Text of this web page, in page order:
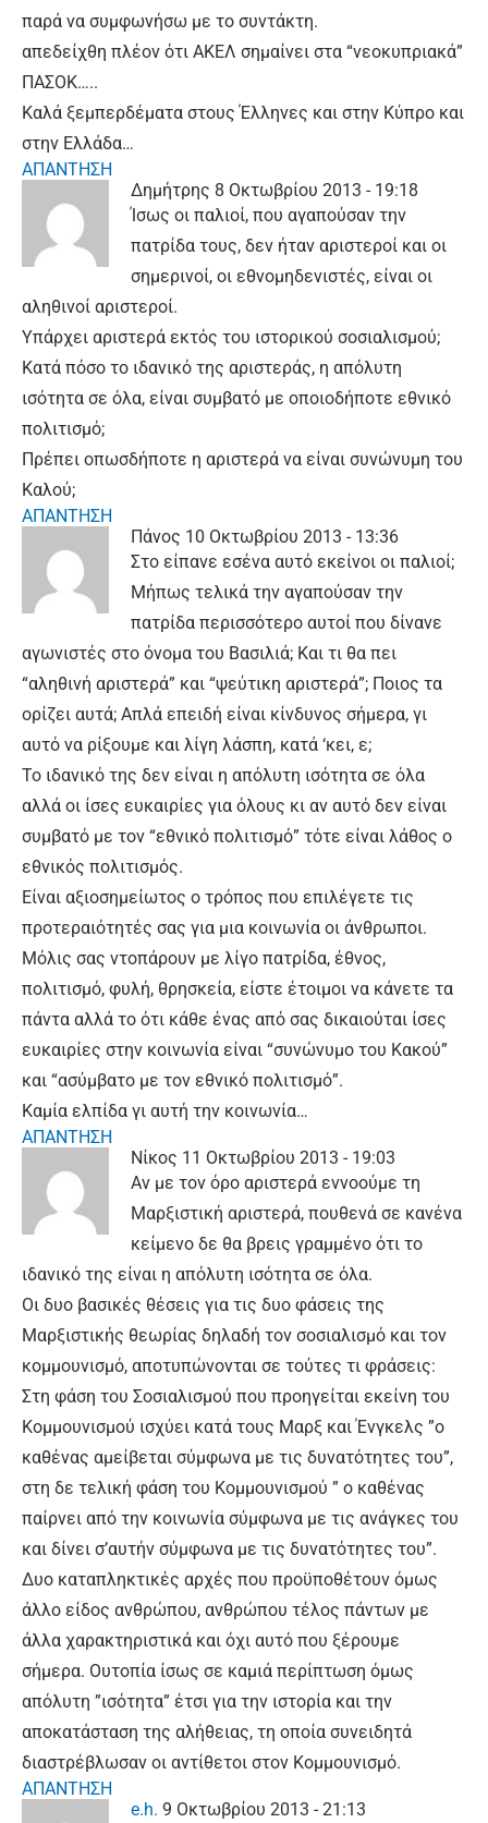
παρά να συμφωνήσω με το συντάκτη.
απεδείχθη πλέον ότι ΑΚΕΛ σημαίνει στα “νεοκυπριακά”
ΠΑΣΟΚ…..
Καλά ξεμπερδέματα στους Έλληνες και στην Κύπρο και
στην Ελλάδα…
ΑΠΑΝΤΗΣΗ
Δημήτρης 8 Οκτωβρίου 2013 - 19:18
Ίσως οι παλιοί, που αγαπούσαν την
πατρίδα τους, δεν ήταν αριστεροί και οι
σημερινοί, οι εθνομηδενιστές, είναι οι
αληθινοί αριστεροί.
Υπάρχει αριστερά εκτός του ιστορικού σοσιαλισμού;
Κατά πόσο το ιδανικό της αριστεράς, η απόλυτη
ισότητα σε όλα, είναι συμβατό με οποιοδήποτε εθνικό
πολιτισμό;
Πρέπει οπωσδήποτε η αριστερά να είναι συνώνυμη του
Καλού;
ΑΠΑΝΤΗΣΗ
Πάνος 10 Οκτωβρίου 2013 - 13:36
Στο είπανε εσένα αυτό εκείνοι οι παλιοί;
Μήπως τελικά την αγαπούσαν την
πατρίδα περισσότερο αυτοί που δίνανε
αγωνιστές στο όνομα του Βασιλιά; Και τι θα πει
“αληθινή αριστερά” και “ψεύτικη αριστερά”; Ποιος τα
ορίζει αυτά; Απλά επειδή είναι κίνδυνος σήμερα, γι
αυτό να ρίξουμε και λίγη λάσπη, κατά ‘κει, ε;
Το ιδανικό της δεν είναι η απόλυτη ισότητα σε όλα
αλλά οι ίσες ευκαιρίες για όλους κι αν αυτό δεν είναι
συμβατό με τον “εθνικό πολιτισμό” τότε είναι λάθος ο
εθνικός πολιτισμός.
Είναι αξιοσημείωτος ο τρόπος που επιλέγετε τις
προτεραιότητές σας για μια κοινωνία οι άνθρωποι.
Μόλις σας ντοπάρουν με λίγο πατρίδα, έθνος,
πολιτισμό, φυλή, θρησκεία, είστε έτοιμοι να κάνετε τα
πάντα αλλά το ότι κάθε ένας από σας δικαιούται ίσες
ευκαιρίες στην κοινωνία είναι “συνώνυμο του Κακού”
και “ασύμβατο με τον εθνικό πολιτισμό”.
Καμία ελπίδα γι αυτή την κοινωνία…
ΑΠΑΝΤΗΣΗ
Νίκος 11 Οκτωβρίου 2013 - 19:03
Αν με τον όρο αριστερά εννοούμε τη
Μαρξιστική αριστερά, πουθενά σε κανένα
κείμενο δε θα βρεις γραμμένο ότι το
ιδανικό της είναι η απόλυτη ισότητα σε όλα.
Οι δυο βασικές θέσεις για τις δυο φάσεις της
Μαρξιστικής θεωρίας δηλαδή τον σοσιαλισμό και τον
κομμουνισμό, αποτυπώνονται σε τούτες τι φράσεις:
Στη φάση του Σοσιαλισμού που προηγείται εκείνη του
Κομμουνισμού ισχύει κατά τους Μαρξ και Ένγκελς ”ο
καθένας αμείβεται σύμφωνα με τις δυνατότητες του”,
στη δε τελική φάση του Κομμουνισμού ” ο καθένας
παίρνει από την κοινωνία σύμφωνα με τις ανάγκες του
και δίνει σ’αυτήν σύμφωνα με τις δυνατότητες του”.
Δυο καταπληκτικές αρχές που προϋποθέτουν όμως
άλλο είδος ανθρώπου, ανθρώπου τέλος πάντων με
άλλα χαρακτηριστικά και όχι αυτό που ξέρουμε
σήμερα. Ουτοπία ίσως σε καμιά περίπτωση όμως
απόλυτη ”ισότητα” έτσι για την ιστορία και την
αποκατάσταση της αλήθειας, τη οποία συνειδητά
διαστρέβλωσαν οι αντίθετοι στον Κομμουνισμό.
ΑΠΑΝΤΗΣΗ
e.h. 9 Οκτωβρίου 2013 - 21:13